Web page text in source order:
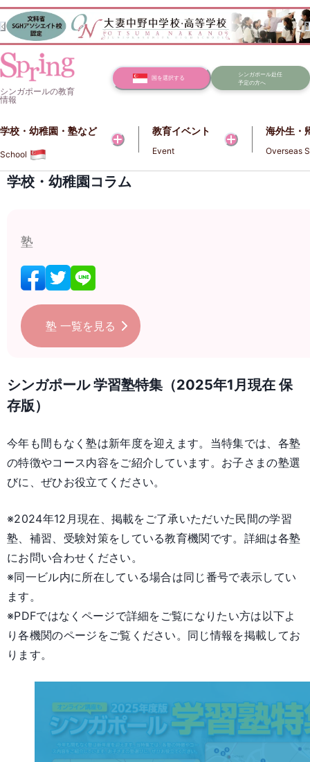
シンガポールの教育
情報
国を選択する
シンガポール赴任
予定の方へ
学校・幼稚園・塾など​​
School
教育イベント
Event
海外生・
Overseas
学校・幼稚園コラム
塾
塾 一覧を見る
シンガポール 学習塾特集（2025年1月現在 保
存版）
今年も間もなく塾は新年度を迎えます。当特集では、各塾
の特徴やコース内容をご紹介しています。お子さまの塾選
びに、ぜひお役立てください。
※2024年12月現在、掲載をご了承いただいた民間の学習
塾、補習、受験対策をしている教育機関です。詳細は各塾
にお問い合わせください。
※同一ビル内に所在している場合は同じ番号で表示してい
ます。
※PDFではなくページで詳細をご覧になりたい方は以下よ
り各機関のページをご覧ください。同じ情報を掲載してお
ります。